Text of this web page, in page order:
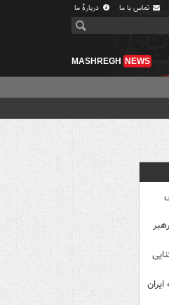
تماس با ما دربارهٔ ما
MASHREGH NEWS
رهبر